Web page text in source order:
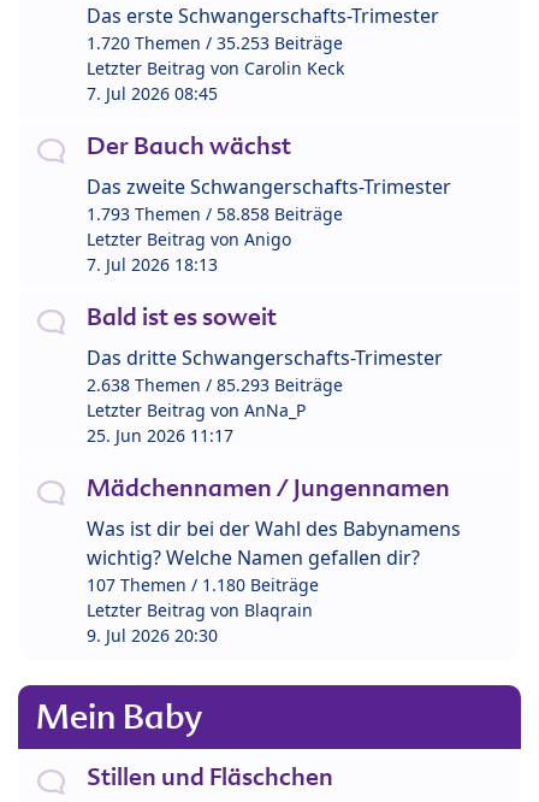
Das erste Schwangerschafts-Trimester
1.720 Themen / 35.253 Beiträge
Letzter Beitrag von Carolin Keck
7. Jul 2026 08:45
Der Bauch wächst
Das zweite Schwangerschafts-Trimester
1.793 Themen / 58.858 Beiträge
Letzter Beitrag von Anigo
7. Jul 2026 18:13
Bald ist es soweit
Das dritte Schwangerschafts-Trimester
2.638 Themen / 85.293 Beiträge
Letzter Beitrag von AnNa_P
25. Jun 2026 11:17
Mädchennamen / Jungennamen
Was ist dir bei der Wahl des Babynamens
wichtig? Welche Namen gefallen dir?
107 Themen / 1.180 Beiträge
Letzter Beitrag von Blaqrain
9. Jul 2026 20:30
Mein Baby
Stillen und Fläschchen